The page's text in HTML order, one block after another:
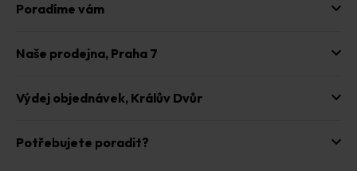
Poradíme vám
Naše prodejna, Praha 7
Výdej objednávek, Králův Dvůr
Potřebujete poradit?